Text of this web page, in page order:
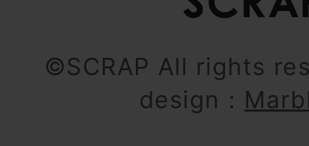
©SCRAP All rights
design：